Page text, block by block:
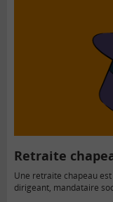
Retraite
Une retraite chapeau
dirigeant, mandataire